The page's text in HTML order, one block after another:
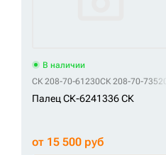
В наличии
СК 208-70-61230СК 208-70-73520
Палец СК-6241336 СК
от 15 500 руб